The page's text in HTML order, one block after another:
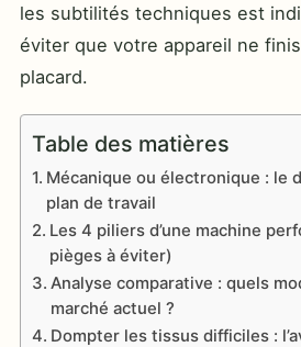
les subtilités techniques est
éviter que votre appareil ne
placard.
Table des matières
Mécanique ou électronique : le
plan de travail
Les 4 piliers d’une machine
pièges à éviter)
Analyse comparative : quels
marché actuel ?
Dompter les tissus difficiles :